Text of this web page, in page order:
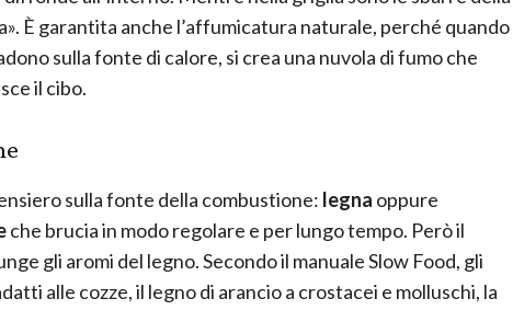
È garantita anche l’affumicatura naturale, perché quando
sulla fonte di calore, si crea una nuvola di fumo che
il cibo.
sulla fonte della combustione: legna oppure
che brucia in modo regolare e per lungo tempo. Però il
gli aromi del legno. Secondo il manuale Slow Food, gli
alle cozze, il legno di arancio a crostacei e molluschi, la